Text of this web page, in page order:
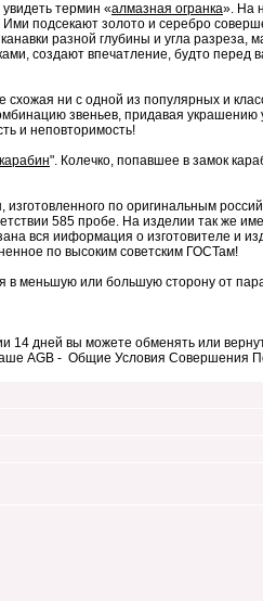
термин «алмазная огранка». На
подсекают золото и серебро
разной глубины и угла разреза,
создают впечатление, будто перед
схожая ни с одной из популярных и
звеньев, придавая
и неповторимость!
карабин". Колечко, попавшее в замок
по оригинальным
585 пробе. На изделии так же
вся ииформация о изготовителе и
по высоким советским ГОСТам!
меньшую или большую сторону от
14 дней вы можете обменять или
AGB - Общие Условия Совершения